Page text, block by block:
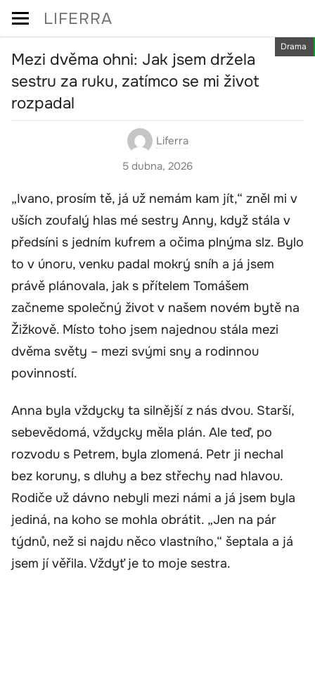
Skip
LIFERRA
Drama
Mezi dvěma ohni: Jak jsem držela
sestru za ruku, zatímco se mi život
rozpadal
Liferra
5 dubna, 2026
„Ivano, prosím tě, já už nemám kam jít,“ zněl mi v
uších zoufalý hlas mé sestry Anny, když stála v
předsíni s jedním kufrem a očima plnýma slz. Bylo
to v únoru, venku padal mokrý sníh a já jsem
právě plánovala, jak s přítelem Tomášem
začneme společný život v našem novém bytě na
Žižkově. Místo toho jsem najednou stála mezi
dvěma světy – mezi svými sny a rodinnou
povinností.
Anna byla vždycky ta silnější z nás dvou. Starší,
sebevědomá, vždycky měla plán. Ale teď, po
rozvodu s Petrem, byla zlomená. Petr ji nechal
bez koruny, s dluhy a bez střechy nad hlavou.
Rodiče už dávno nebyli mezi námi a já jsem byla
jediná, na koho se mohla obrátit. „Jen na pár
týdnů, než si najdu něco vlastního,“ šeptala a já
jsem jí věřila. Vždyť je to moje sestra.